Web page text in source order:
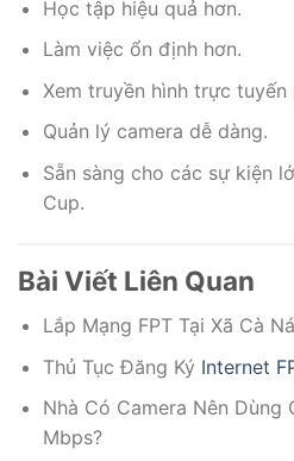
Học tập hiệu quả hơn.
Làm việc ổn định hơn.
Xem truyền hình trực tuyến
Quản lý camera dễ dàng.
Sẵn sàng cho các sự kiện
Cup.
Bài Viết Liên Quan
Lắp Mạng FPT Tại Xã Cà Ná
Thủ Tục Đăng Ký Internet
Nhà Có Camera Nên Dùng
Mbps?